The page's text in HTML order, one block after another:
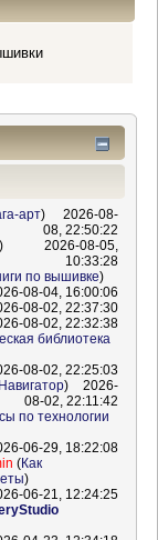
арт)
2026-08-
08, 22:50:22
)
2026-08-05,
10:33:28
по вышивке)
08-04, 16:00:06
08-02, 22:37:30
08-02, 22:32:38
библиотека
08-02, 22:25:03
)
2026-
08-02, 22:11:42
по технологии
06-29, 18:22:08
(Как
)
06-21, 12:24:25